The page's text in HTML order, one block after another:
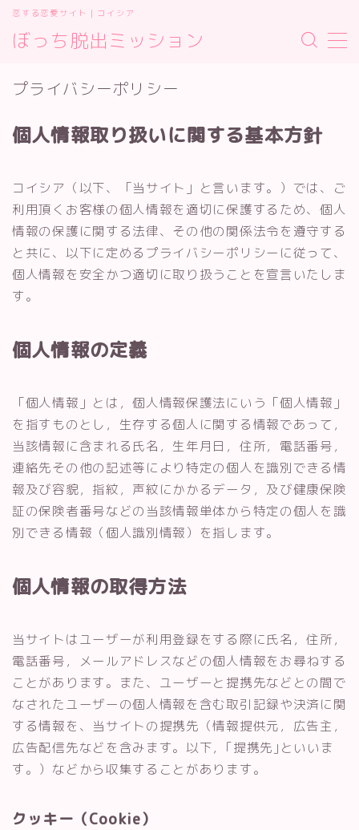
ぼっち脱出ミッション
恋する恋愛サイト｜コイシア
お問い合わせ
サイトマップ
プライバシーポリシー
有料記事の決済完了ページ
運営者情報
運営者情報
プライバシーポリシー
個人情報取り扱いに関する基本方針
コイシア（以下、「当サイト」と言います。）では、ご
利用頂くお客様の個人情報を適切に保護するため、個人
情報の保護に関する法律、その他の関係法令を遵守する
と共に、以下に定めるプライバシーポリシーに従って、
個人情報を安全かつ適切に取り扱うことを宣言いたしま
す。
個人情報の定義
「個人情報」とは，個人情報保護法にいう「個人情報」
を指すものとし，生存する個人に関する情報であって，
当該情報に含まれる氏名，生年月日，住所，電話番号，
連絡先その他の記述等により特定の個人を識別できる情
報及び容貌，指紋，声紋にかかるデータ，及び健康保険
証の保険者番号などの当該情報単体から特定の個人を識
別できる情報（個人識別情報）を指します。
個人情報の取得方法
当サイトはユーザーが利用登録をする際に氏名，住所，
電話番号，メールアドレスなどの個人情報をお尋ねする
ことがあります。また、ユーザーと提携先などとの間で
なされたユーザーの個人情報を含む取引記録や決済に関
する情報を、当サイトの提携先（情報提供元，広告主，
広告配信先などを含みます。以下，｢提携先｣といいま
す。）などから収集することがあります。
クッキー（Cookie）